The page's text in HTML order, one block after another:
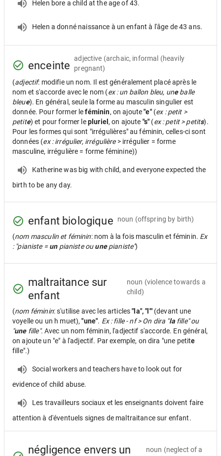
Helen bore a child at the age of 43.
Helen a donné naissance à un enfant à l'âge de 43 ans.
enceinte
adjective (archaic, informal (heavily
pregnant)
(adjectif: modifie un nom. Il est généralement placé après le
nom et s'accorde avec le nom (ex : un ballon bleu, uneballe
bleue). En général, seule la forme au masculin singulier est
donnée. Pour former leféminin, on ajoute"e"(ex : petit >
petite) et pour former lepluriel , on ajoute "s" (ex : petit > petits).
Pour les formes qui sont "irrégulières" au féminin, celles-ci sont
données (ex : irrégulier, irrégulière> irrégulier = forme
masculine, irrégulière = forme féminine))
Katherine was big with child, and everyone expected the
birth to be any day.
enfant biologique noun (offspring by birth)
(nom masculin et féminin: nom à la fois masculin et féminin. Ex
: "pianiste =unpianiste ouunepianiste")
maltraitance sur
enfant
noun (violence towards a
child)
(nom féminin: s'utilise avec les articles"la", "l'" (devant une
voyelle ou un h muet),"une". Ex : fille - nf > On dira "lafille" ou
"unefille". Avec un nom féminin, l'adjectif s'accorde. En général,
on ajoute un "e" à l'adjectif. Par exemple, on dira "une petite
fille".)
Social workers and teachers have to look out for
evidence of child abuse.
Les travailleurs sociaux et les enseignants doivent faire
attention à d'éventuels signes de maltraitance sur enfant.
négligence envers un
noun (neglect of a